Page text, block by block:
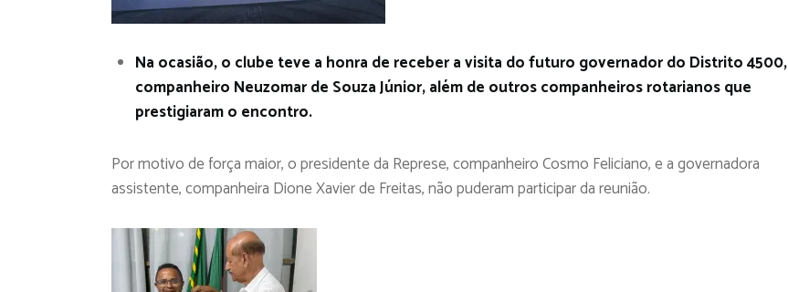
Na ocasião, o clube teve a honra de receber a visita do futuro governador do Distrito 4500,
companheiro Neuzomar de Souza Júnior, além de outros companheiros rotarianos que
prestigiaram o encontro.
Por motivo de força maior, o presidente da Represe, companheiro Cosmo Feliciano, e a governadora
assistente, companheira Dione Xavier de Freitas, não puderam participar da reunião.